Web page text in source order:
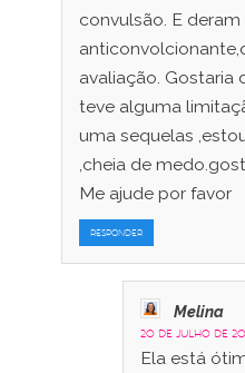
convulsão. E
avaliação. Gostaria
teve alguma
uma sequelas
,cheia de
Me ajude por favor
RESPONDER
Melina
20 de julho de
Ela está